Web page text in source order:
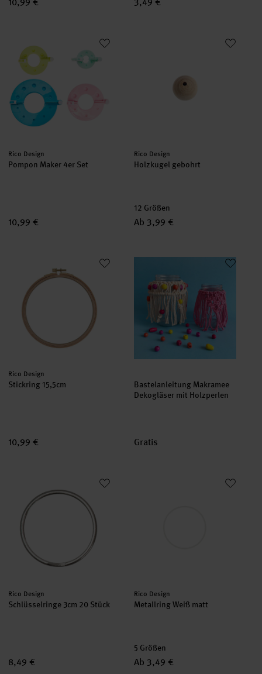
Hersteller:
Rico Design
Pompon Maker 4er Set
10,99 €
Hersteller:
Rico Design
Holzkugel gebohrt
12 Größen
Ab 3,99 €
Hersteller:
Rico Design
Stickring 15,5cm
10,99 €
Bastelanleitung Makramee
Bastelanleitung Makramee
Dekogläser mit Holzperlen
Gratis
Schlüsselringe 3cm 20 Stück
Hersteller:
Rico Design
Schlüsselringe 3cm 20 Stück
8,49 €
Hersteller:
Rico Design
Metallring Weiß matt
5 Größen
Ab 3,49 €